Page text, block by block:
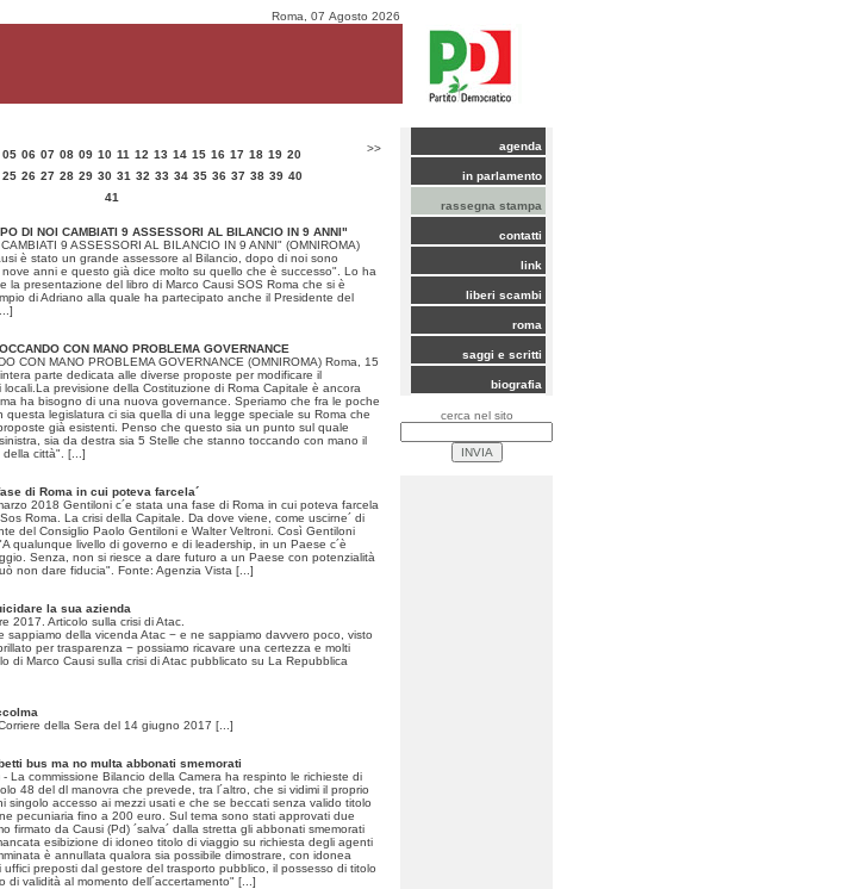
Roma, 07 Agosto 2026
05 06 07 08 09 10 11 12 13 14 15 16 17 18 19 20
25 26 27 28 29 30 31 32 33 34 35 36 37 38 39 40
41
>>
DI NOI CAMBIATI 9 ASSESSORI AL BILANCIO IN 9 ANNI"
9 ASSESSORI AL BILANCIO IN 9 ANNI" (OMNIROMA)
è stato un grande assessore al Bilancio, dopo di noi sono
anni e questo già dice molto su quello che è successo". Lo ha
la presentazione del libro di Marco Causi SOS Roma che si è
di Adriano alla quale ha partecipato anche il Presidente del
CON MANO PROBLEMA GOVERNANCE
CON MANO PROBLEMA GOVERNANCE (OMNIROMA) Roma, 15
parte dedicata alle diverse proposte per modificare il
locali.La previsione della Costituzione di Roma Capitale è ancora
ha bisogno di una nuova governance. Speriamo che fra le poche
questa legislatura ci sia quella di una legge speciale su Roma che
già esistenti. Penso che questo sia un punto sul quale
sia da destra sia 5 Stelle che stanno toccando con mano il
città". [...]
di Roma in cui poteva farcela´
2018 Gentiloni c´e stata una fase di Roma in cui poteva farcela
Roma. La crisi della Capitale. Da dove viene, come uscirne´ di
del Consiglio Paolo Gentiloni e Walter Veltroni. Così Gentiloni
qualunque livello di governo e di leadership, in un Paese c´è
Senza, non si riesce a dare futuro a un Paese con potenzialità
non dare fiducia". Fonte: Agenzia Vista [...]
la sua azienda
2017. Articolo sulla crisi di Atac.
sappiamo della vicenda Atac − e ne sappiamo davvero poco, visto
per trasparenza − possiamo ricavare una certezza e molti
di Marco Causi sulla crisi di Atac pubblicato su La Repubblica
della Sera del 14 giugno 2017 [...]
bus ma no multa abbonati smemorati
La commissione Bilancio della Camera ha respinto le richieste di
48 del dl manovra che prevede, tra l´altro, che si vidimi il proprio
singolo accesso ai mezzi usati e che se beccati senza valido titolo
pecuniaria fino a 200 euro. Sul tema sono stati approvati due
firmato da Causi (Pd) ´salva´ dalla stretta gli abbonati smemorati
esibizione di idoneo titolo di viaggio su richiesta degli agenti
è annullata qualora sia possibile dimostrare, con idonea
preposti dal gestore del trasporto pubblico, il possesso di titolo
di validità al momento dell´accertamento" [...]
agenda
in parlamento
rassegna stampa
contatti
link
liberi scambi
roma
saggi e scritti
biografia
cerca nel sito